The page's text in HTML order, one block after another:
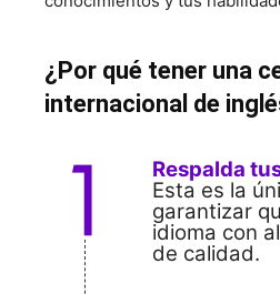
¿Por qué tener una
internacional de
Respalda
Esta es la
garantizar
idioma con
de calidad.